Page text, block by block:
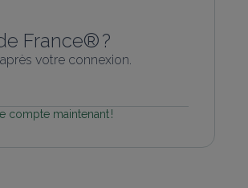
France® ?
votre connexion.
compte maintenant !